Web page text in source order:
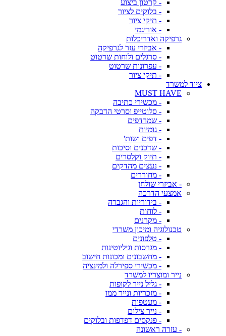
- קרטון ביצוע
- בלוקים לציור
- תיקי ציור
- אוריגמי
גרפיקה ואדריכלות
- אביזרי עזר לגרפיקה
- סרגלים ולוחות שרטוט
- עפרונות שרטוט
- תיקי ציור
ציוד למשרד
MUST HAVE
- מכשירי כתיבה
- סלוטייפ וסרטי הדבקה
- שמרדפים
- גומיות
- דפים ושות'
- שדכנים וסיכות
- תיוק וקלסרים
- נעצים מהדקים
- מחוררים
- אביזרי שולחן
אמצעי הדרכה
- בידוריות והגברה
- לוחות
- מקרנים
טכנולוגיה ומיכון משרדי
- טלפונים
- מגרסות וגיליוטינות
- מחשבונים ומכונות חישוב
- מכשירי ספירלה ולמינציה
נייר ומוצריו למשרד
- גליל נייר לקופות
- מזכריות ונייר ממו
- מעטפות
- נייר צילום
- פנקסים דפדפות ובלוקים
- עזרה ראשונה